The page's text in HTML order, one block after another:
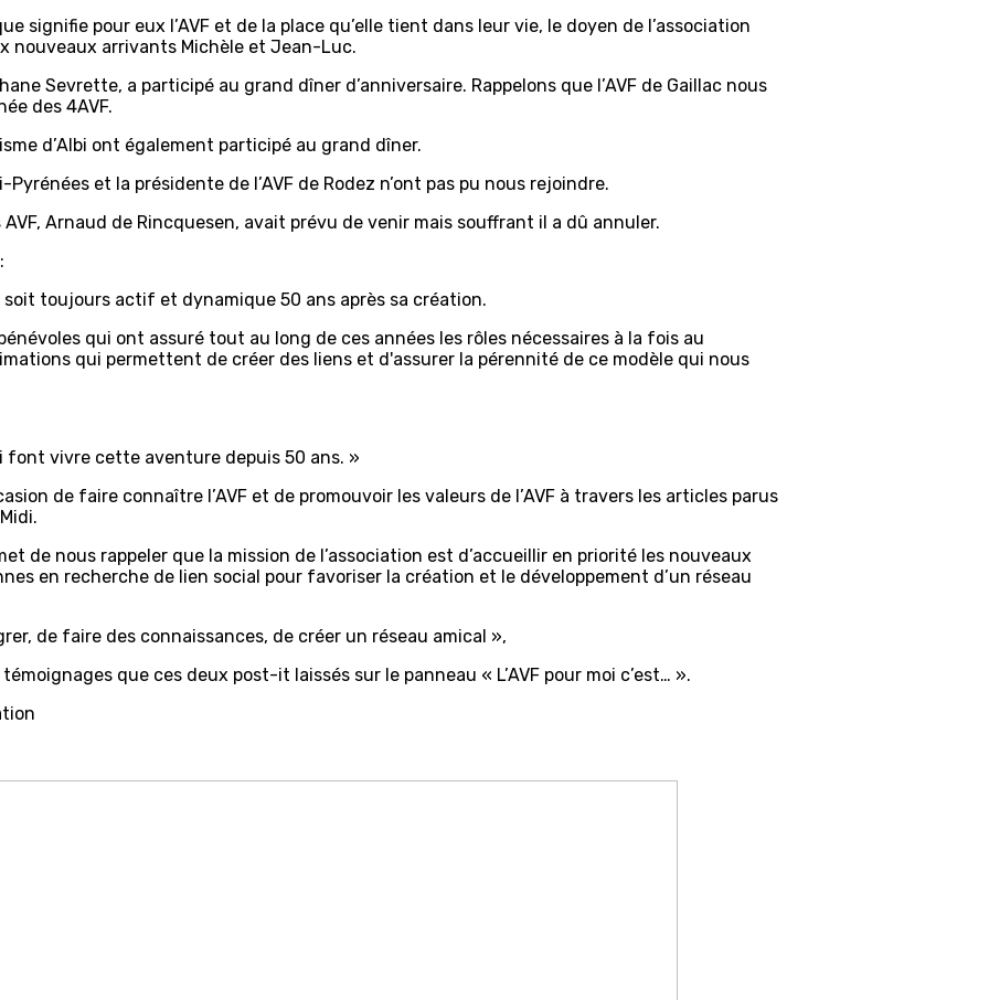
signifie pour eux l’AVF et de la place qu’elle tient dans leur vie, le doyen de l’association
nouveaux arrivants Michèle et Jean-Luc.
Sevrette, a participé au grand dîner d’anniversaire. Rappelons que l’AVF de Gaillac nous
des 4AVF.
d’Albi ont également participé au grand dîner.
et la présidente de l’AVF de Rodez n’ont pas pu nous rejoindre.
Arnaud de Rincquesen, avait prévu de venir mais souffrant il a dû annuler.
toujours actif et dynamique 50 ans après sa création.
qui ont assuré tout au long de ces années les rôles nécessaires à la fois au
qui permettent de créer des liens et d'assurer la pérennité de ce modèle qui nous
vivre cette aventure depuis 50 ans. »
de faire connaître l’AVF et de promouvoir les valeurs de l’AVF à travers les articles parus
de nous rappeler que la mission de l’association est d’accueillir en priorité les nouveaux
en recherche de lien social pour favoriser la création et le développement d’un réseau
de faire des connaissances, de créer un réseau amical »,
que ces deux post-it laissés sur le panneau « L’AVF pour moi c’est… ».